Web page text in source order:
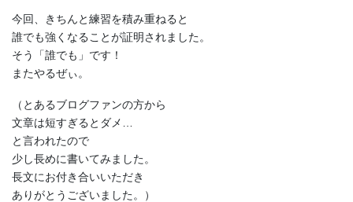
今回、きちんと練習を積み重ねると
誰でも強くなることが証明されました。
そう「誰でも」です！
またやるぜぃ。
（とあるブログファンの方から
文章は短すぎるとダメ…
と言われたので
少し長めに書いてみました。
長文にお付き合いいただき
ありがとうございました。）